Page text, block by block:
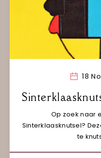
18
Op zoek naar
Sinterklaasknutsel?
te